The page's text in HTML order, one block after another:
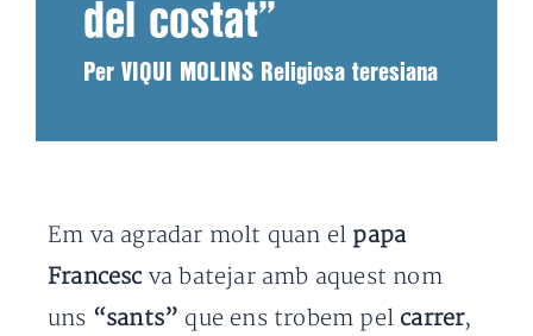
del costat”
Per VIQUI MOLINS Religiosa teresiana
Em va agradar molt quan el papa
Francescva batejar amb aquest nom
uns “sants” que ens trobem pel carrer,